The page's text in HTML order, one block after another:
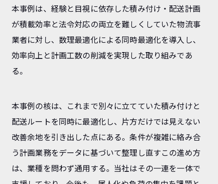
本事例は、経験と目視に依存した積み付け・配送計画
が積載効率と法令対応の両立を難しくしていた物流事
業者に対し、数理最適化による同時最適化を導入し、
効率向上と計画工数の削減を実現した取り組みであ
る。
本事例の核は、これまで別々に立てていた積み付けと
配送ルートを同時に最適化し、片方だけでは見えない
改善余地を引き出した点にある。条件が複雑に絡み合
う計画業務をデータに基づいて整理し直すこの進め方
は、業種を問わず通用する。当社はその一連を一体で